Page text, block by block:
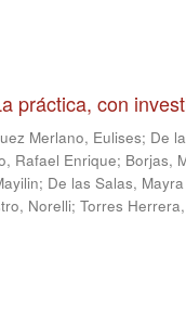
práctica, con
Merlano, Eulises; De
Rafael Enrique; Borjas,
; De las Salas,
Norelli; Torres